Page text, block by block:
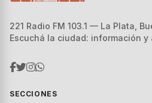
221 Radio FM 103.1 — La Plata,
Escuchá la ciudad: información
SECCIONES